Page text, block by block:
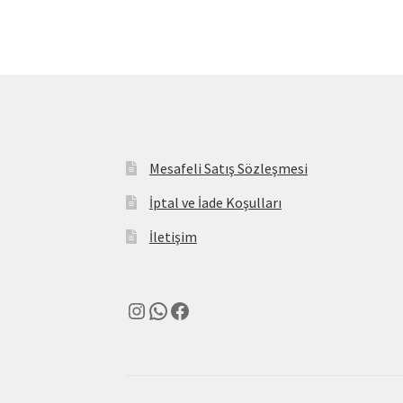
Mesafeli Satış Sözleşmesi
İptal ve İade Koşulları
İletişim
Instagram
WhatsApp
Facebook